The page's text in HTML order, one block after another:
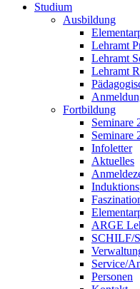
Studium
Ausbildung
Lehramt
Lehramt
Lehramt
Fortbildung
Seminare
Seminare
Infoletter
Aktuelles
ARGE
SCHILF/
Service/
Personen